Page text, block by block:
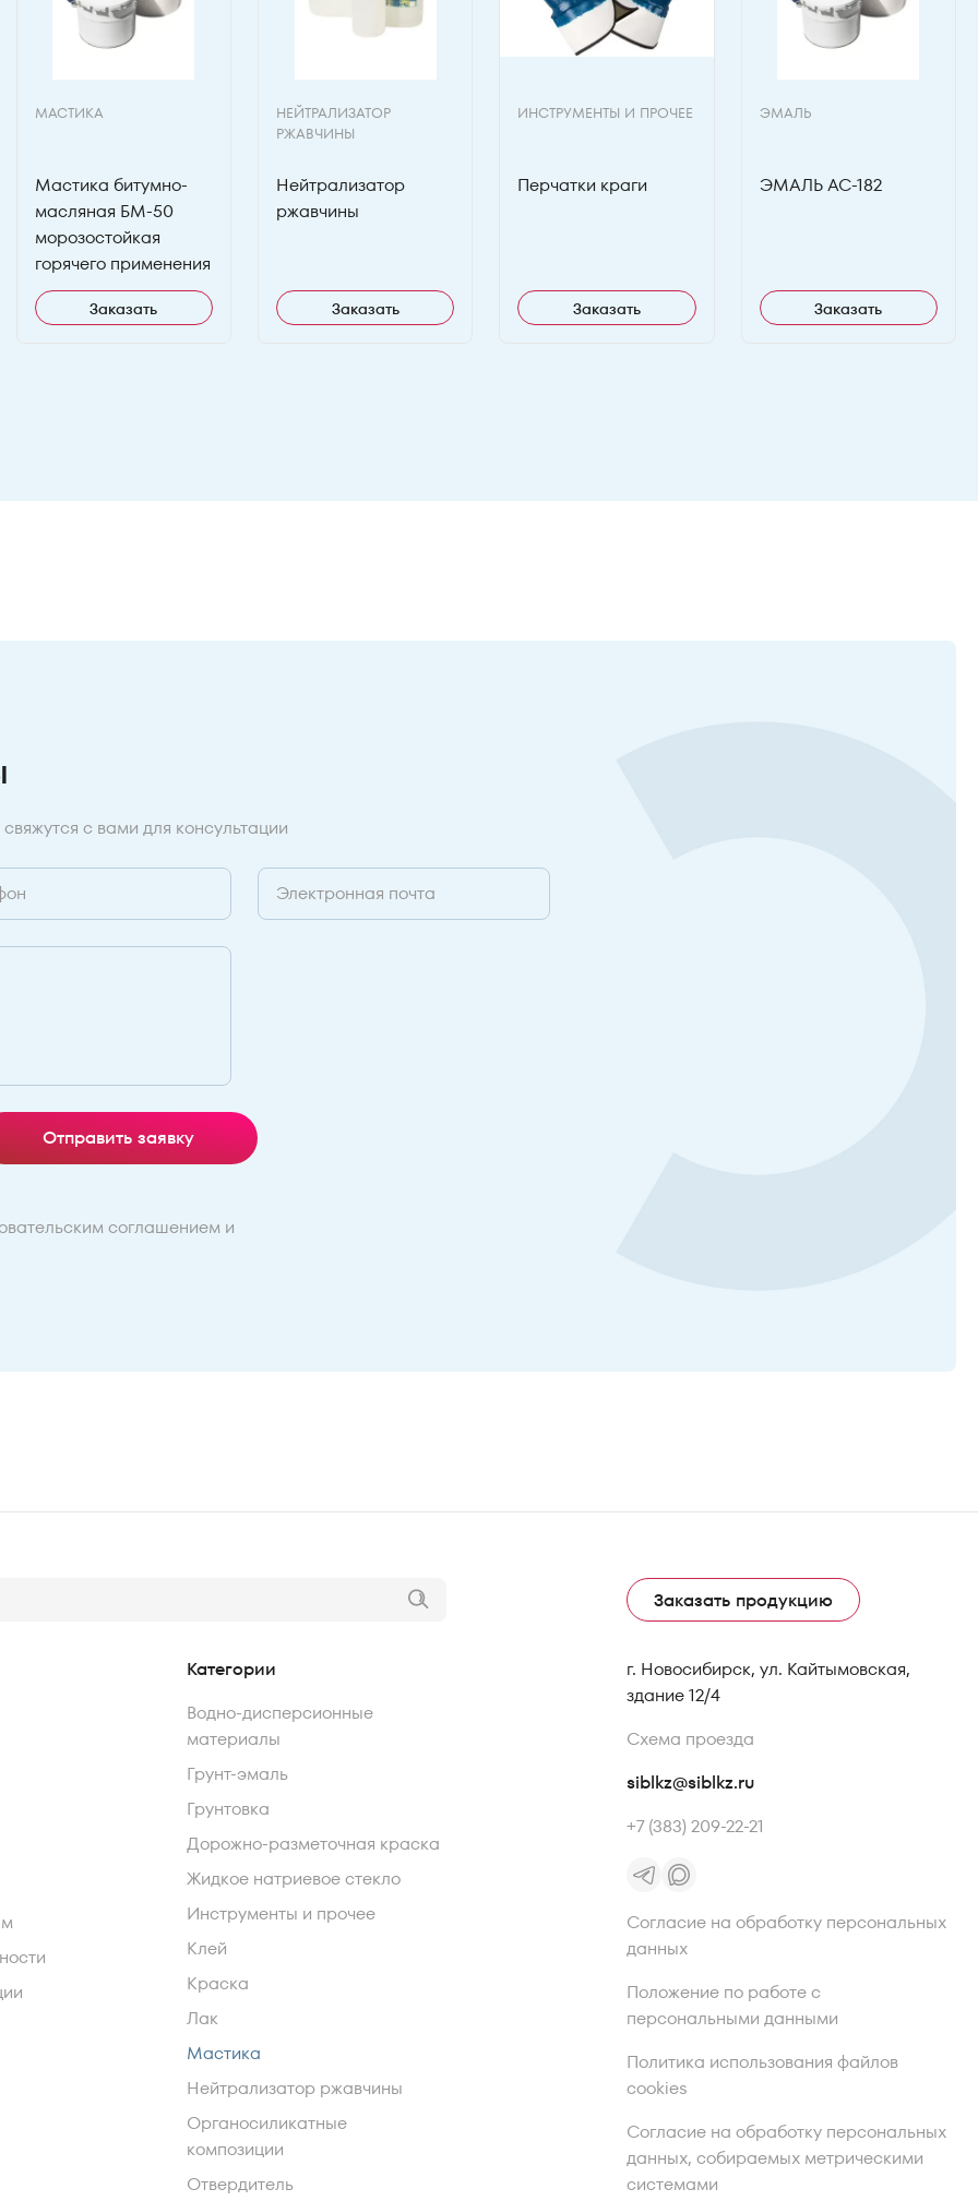
МАСТИКА
Мастика битумно-
масляная БМ-50
морозостойкая
горячего применения
Заказать
НЕЙТРАЛИЗАТОР
РЖАВЧИНЫ
Нейтрализатор
ржавчины
Заказать
ИНСТРУМЕНТЫ И ПРОЧЕЕ
Перчатки краги
Заказать
ЭМАЛЬ
ЭМАЛЬ АС-182
Заказать
с вами для консультации
Отправить заявку
соглашением и
Категории
Водно-дисперсионные
материалы
Грунт-эмаль
Грунтовка
Дорожно-разметочная краска
Жидкое натриевое стекло
Инструменты и прочее
Клей
Краска
Лак
Мастика
Нейтрализатор ржавчины
Органосиликатные
композиции
Отвердитель
Заказать продукцию
г. Новосибирск, ул. Кайтымовская,
здание 12/4
Схема проезда
siblkz@siblkz.ru
+7 (383) 209-22-21
Согласие на обработку персональных
данных
Положение по работе с
персональными данными
Политика использования файлов
cookies
Согласие на обработку персональных
данных, собираемых метрическими
системами